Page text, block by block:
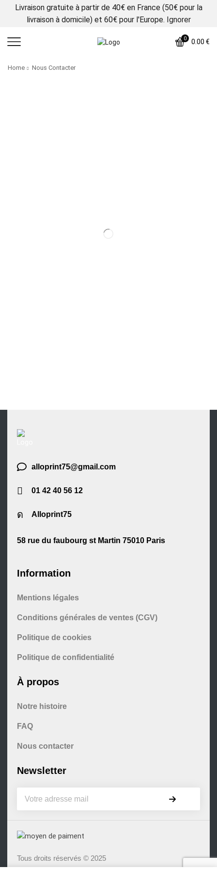
Livraison gratuite à partir de 40€ en France (50€ pour la
livraison à domicile) et 60€ pour l'Europe. Ignorer
0 0.00 €
Home Nous Contacter
alloprint75@gmail.com
01 42 40 56 12
Alloprint75
58 rue du faubourg st Martin 75010 Paris
Information
Mentions légales
Conditions générales de ventes (CGV)
Politique de cookies
Politique de confidentialité
À propos
Notre histoire
FAQ
Nous contacter
Newsletter
Tous droits réservés © 2025